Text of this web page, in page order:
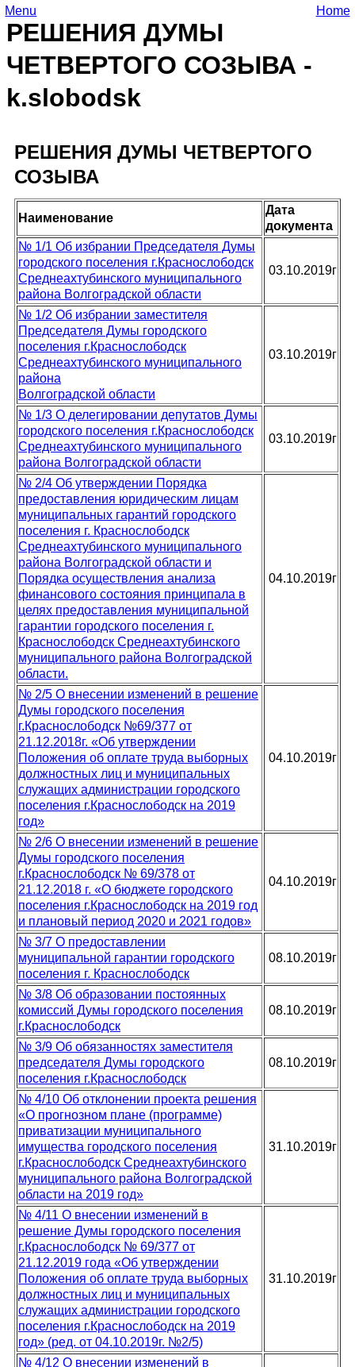
РЕШЕНИЯ ДУМЫ
ЧЕТВЕРТОГО СОЗЫВА -
k.slobodsk
Menu Home
РЕШЕНИЯ ДУМЫ ЧЕТВЕРТОГО
СОЗЫВА
Наименование
Дата
документа
№ 1/1 Об избрании Председателя Думы
городского поселения г.Краснослободск
Среднеахтубинского муниципального
района Волгоградской области
03.10.2019г
№ 1/2 Об избрании заместителя
Председателя Думы городского
поселения г.Краснослободск
Среднеахтубинского муниципального
района
Волгоградской области
03.10.2019г
№ 1/3 О делегировании депутатов Думы
городского поселения г.Краснослободск
Среднеахтубинского муниципального
района Волгоградской области
03.10.2019г
№ 2/4 Об утверждении Порядка
предоставления юридическим лицам
муниципальных гарантий городского
поселения г. Краснослободск
Среднеахтубинского муниципального
района Волгоградской области и
Порядка осуществления анализа
финансового состояния принципала в
целях предоставления муниципальной
гарантии городского поселения г.
Краснослободск Среднеахтубинского
муниципального района Волгоградской
области.
04.10.2019г
№ 2/5 О внесении изменений в решение
Думы городского поселения
г.Краснослободск №69/377 от
21.12.2018г. «Об утверждении
Положения об оплате труда выборных
должностных лиц и муниципальных
служащих администрации городского
поселения г.Краснослободск на 2019
год»
04.10.2019г
№ 2/6 О внесении изменений в решение
Думы городского поселения
г.Краснослободск № 69/378 от
21.12.2018 г. «О бюджете городского
поселения г.Краснослободск на 2019 год
и плановый период 2020 и 2021 годов»
04.10.2019г
№ 3/7 О предоставлении
муниципальной гарантии городского
поселения г. Краснослободск
08.10.2019г
№ 3/8 Об образовании постоянных
комиссий Думы городского поселения
г.Краснослободск
08.10.2019г
№ 3/9 Об обязанностях заместителя
председателя Думы городского
поселения г.Краснослободск
08.10.2019г
№ 4/10 Об отклонении проекта решения
«О прогнозном плане (программе)
приватизации муниципального
имущества городского поселения
г.Краснослободск Среднеахтубинского
муниципального района Волгоградской
области на 2019 год»
31.10.2019г
№ 4/11 О внесении изменений в
решение Думы городского поселения
г.Краснослободск № 69/377 от
21.12.2019 года «Об утверждении
Положения об оплате труда выборных
должностных лиц и муниципальных
служащих администрации городского
поселения г.Краснослободск на 2019
год» (ред. от 04.10.2019г. №2/5)
31.10.2019г
№ 4/12 О внесении изменений в